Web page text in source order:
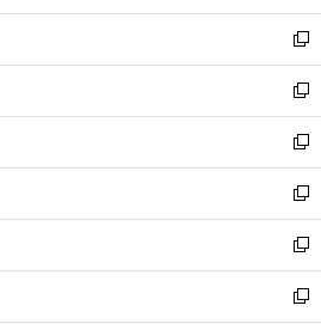
開
く
ウ
で
開
く
ン
ド
ウ
で
開
く
新
し
い
ウ
ィ
ン
ド
ウ
で
開
く
新
し
い
ウ
ィ
ン
ド
ウ
で
開
新
し
い
ウ
ィ
ン
ド
ウ
新
し
い
ウ
ィ
ン
新
し
い
ウ
新